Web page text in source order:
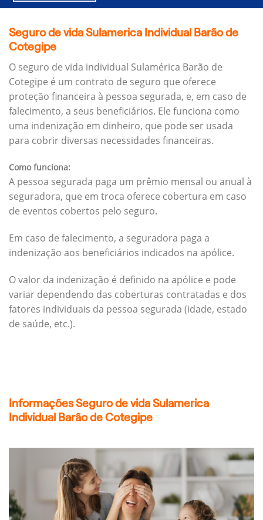
Seguro de vida Sulamerica Individual Barão de
Cotegipe
O seguro de vida individual Sulamérica Barão de
Cotegipe é um contrato de seguro que oferece
proteção financeira à pessoa segurada, e, em caso de
falecimento, a seus beneficiários. Ele funciona como
uma indenização em dinheiro, que pode ser usada
para cobrir diversas necessidades financeiras.
Como funciona:
A pessoa segurada paga um prêmio mensal ou anual à
seguradora, que em troca oferece cobertura em caso
de eventos cobertos pelo seguro.
Em caso de falecimento, a seguradora paga a
indenização aos beneficiários indicados na apólice.
O valor da indenização é definido na apólice e pode
variar dependendo das coberturas contratadas e dos
fatores individuais da pessoa segurada (idade, estado
de saúde, etc.).
Informações Seguro de vida Sulamerica
Individual Barão de Cotegipe